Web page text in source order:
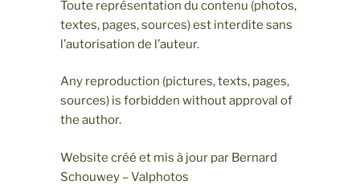
Toute représentation du contenu (photos,
textes, pages, sources) est interdite sans
l’autorisation de l’auteur.
Any reproduction (pictures, texts, pages,
sources) is forbidden without approval of
the author.
Website créé et mis à jour par Bernard
Schouwey – Valphotos